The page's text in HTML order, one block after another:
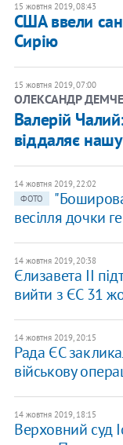
15 жовтня 2019, 08:43
США ввели
Сирію
15 жовтня 2019, 07:00
ОЛЕКСАНДР
Валерій
віддаляє
14 жовтня 2019, 22:02
ФОТО
весілля дочки
14 жовтня 2019, 20:38
Єлизавета II
вийти з ЄС 31
14 жовтня 2019, 20:15
Рада ЄС
військову
14 жовтня 2019, 18:15
Верховний суд